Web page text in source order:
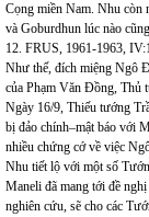
Cọng miền Nam. Nhu còn
và Goburdhun lúc nào
12. FRUS, 1961-1963,
Như thế, đích miệng Ngô
của Phạm Văn Đồng,
Ngày 16/9, Thiếu tướng
bị đảo chính–mật báo với
nhiều chứng cớ về việc
Nhu tiết lộ với một số
Maneli đã mang tới đề
nghiên cứu, sẽ cho các